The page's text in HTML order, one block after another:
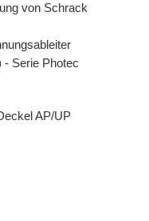
von Schrack
- Serie Photec
AP/UP